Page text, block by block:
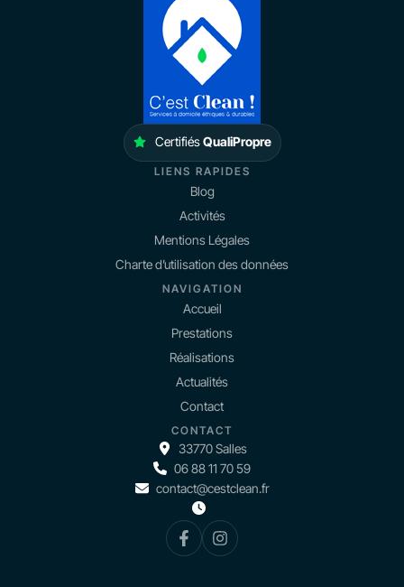
CertifiésQualiPropre
LIENS RAPIDES
Blog
Activités
Mentions Légales
Charte d’utilisation des données
NAVIGATION
Accueil
Prestations
Réalisations
Actualités
Contact
CONTACT
33770 Salles
06 88 11 70 59
contact@cestclean.fr